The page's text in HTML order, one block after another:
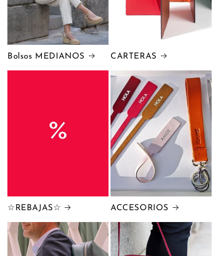
Bolsos MEDIANOS CARTERAS
☆REBAJAS☆ ACCESORIOS